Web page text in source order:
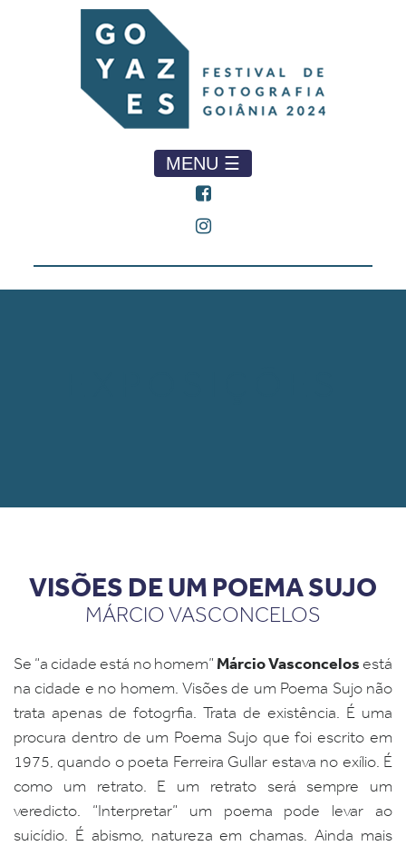
MENU ☰
VISÕES DE UM POEMA SUJO
MÁRCIO VASCONCELOS
Se “a cidade está no homem” Márcio Vasconcelosestá
na cidade e no homem. Visões de um Poema Sujo não
trata apenas de fotogrfia. Trata de existência. É uma
procura dentro de um Poema Sujo que foi escrito em
1975, quando o poeta Ferreira Gullar estava no exílio. É
como um retrato. E um retrato será sempre um
veredicto. “Interpretar” um poema pode levar ao
suicídio. É abismo, natureza em chamas. Ainda mais